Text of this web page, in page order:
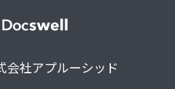
会社アプルーシッド